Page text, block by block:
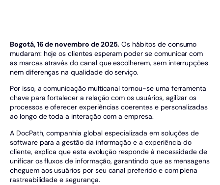
Bogotá, 16 de novembro de 2025. Os hábitos de consumo
mudaram: hoje os clientes esperam poder se comunicar com
as marcas através do canal que escolherem, sem interrupções
nem diferenças na qualidade do serviço.
Por isso, a comunicação multicanal tornou-se uma ferramenta
chave para fortalecer a relação com os usuários, agilizar os
processos e oferecer experiências coerentes e personalizadas
ao longo de toda a interação com a empresa.
A DocPath, companhia global especializada em soluções de
software para a gestão da informação e a experiência do
cliente, explica que esta evolução responde à necessidade de
unificar os fluxos de informação, garantindo que as mensagens
cheguem aos usuários por seu canal preferido e com plena
rastreabilidade e segurança.